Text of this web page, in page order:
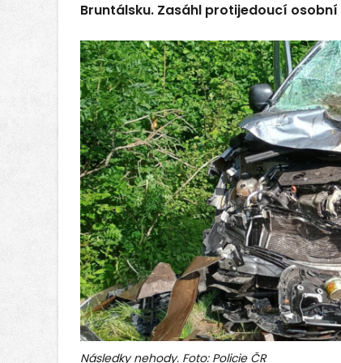
Bruntálsku. Zasáhl protijedoucí
Následky nehody. Foto: Policie ČR